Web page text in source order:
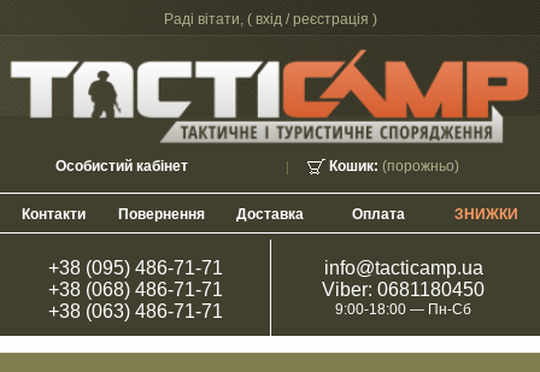
Раді вітати, ( вхід / реєстрація )
Кошик: (порожньо)
Особистий кабінет
Контакти Повернення Доставка Оплата ЗНИЖКИ
+38 (095) 486-71-71
+38 (068) 486-71-71
+38 (063) 486-71-71
info@tacticamp.ua
Viber: 0681180450
9:00-18:00 — Пн-Сб